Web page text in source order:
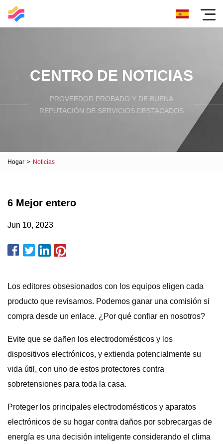
CENTRO DE NOTICIAS
PROVEEDOR PROBADO Y DE BUENA
REPUTACIÓN DE SERVICIOS DESTACADOS
Hogar > Noticias
6 Mejor entero
Jun 10, 2023
Los editores obsesionados con los equipos eligen cada
producto que revisamos. Podemos ganar una comisión si
compra desde un enlace. ¿Por qué confiar en nosotros?
Evite que se dañen los electrodomésticos y los
dispositivos electrónicos, y extienda potencialmente su
vida útil, con uno de estos protectores contra
sobretensiones para toda la casa.
Proteger los principales electrodomésticos y aparatos
electrónicos de su hogar contra daños por sobrecargas de
energía es una decisión inteligente considerando el clima